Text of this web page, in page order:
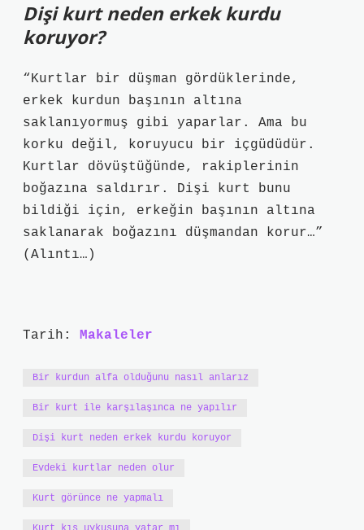
Dişi kurt neden erkek kurdu
koruyor?
“Kurtlar bir düşman gördüklerinde,
erkek kurdun başının altına
saklanıyormuş gibi yaparlar. Ama bu
korku değil, koruyucu bir içgüdüdür.
Kurtlar dövüştüğünde, rakiplerinin
boğazına saldırır. Dişi kurt bunu
bildiği için, erkeğin başının altına
saklanarak boğazını düşmandan korur…”
(Alıntı…)
Tarih: Makaleler
Bir kurdun alfa olduğunu nasıl anlarız
Bir kurt ile karşılaşınca ne yapılır
Dişi kurt neden erkek kurdu koruyor
Evdeki kurtlar neden olur
Kurt görünce ne yapmalı